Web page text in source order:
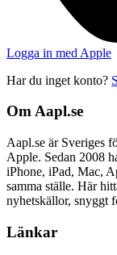
Logga in med Apple
Har du inget konto?
Om Aapl.se
Aapl.se är Sveriges
Apple. Sedan 2008
iPhone, iPad, Mac,
samma ställe. Här
nyhetskällor, snyggt
Länkar